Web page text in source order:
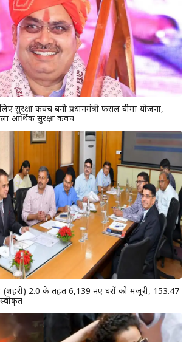
सुरक्षा कवच बनी प्रधानमंत्री फसल बीमा योजना,
आर्थिक सुरक्षा कवच
(शहरी) 2.0 के तहत 6,139 नए घरों को मंजूरी, 153.47